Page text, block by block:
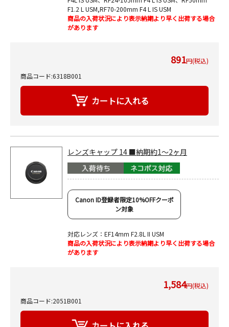
F1.2 L USM,RF70-200mm F4 L IS USM
商品の入荷状況により表示納期より早く出荷する場合
があります
891円(税込)
商品コード:6318B001
レンズキャップ 14 ■納期約1～2ヶ月
Canon ID登録者限定10%OFFクーポ
ン対象
対応レンズ：EF14mm F2.8L II USM
商品の入荷状況により表示納期より早く出荷する場合
があります
1,584円(税込)
商品コード:2051B001